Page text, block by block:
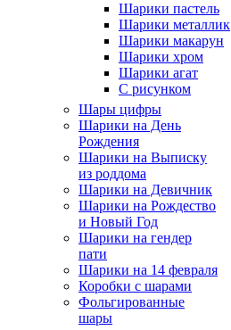
Шарики пастель
Шарики металлик
Шарики макарун
Шарики хром
Шарики агат
С рисунком
Шары цифры
Шарики на День
Рождения
Шарики на Выписку
из роддома
Шарики на Девичник
Шарики на Рождество
и Новый Год
Шарики на гендер
пати
Шарики на 14 февраля
Коробки с шарами
Фольгированные
шары